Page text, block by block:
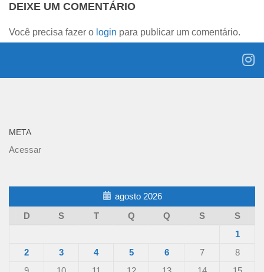
DEIXE UM COMENTÁRIO
Você precisa fazer o login para publicar um comentário.
META
Acessar
agosto 2026
D
S T Q Q S
S
1
2
3 4 5 6 7
8